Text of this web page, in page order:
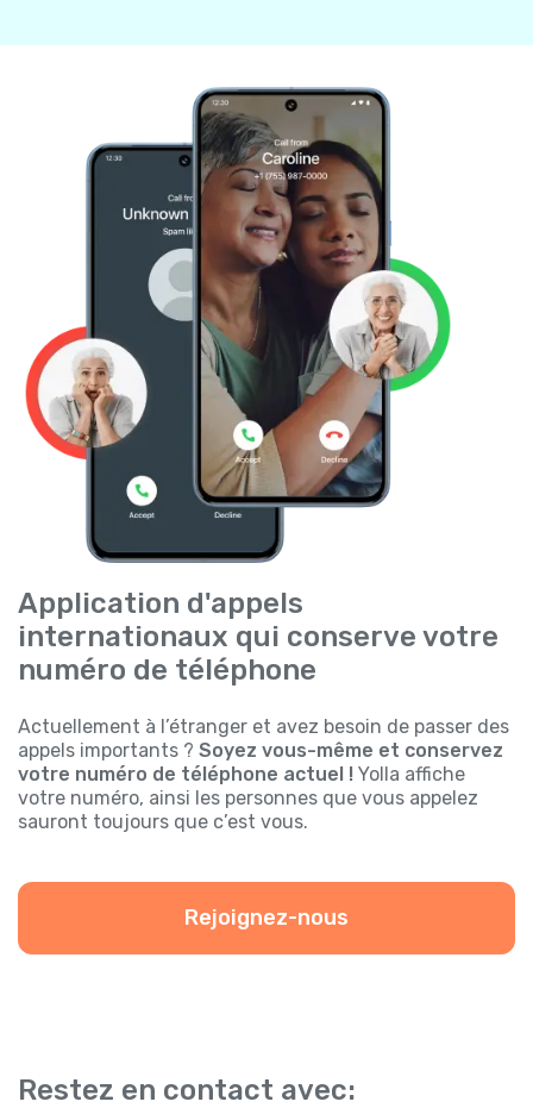
Application d'appels
internationaux qui conserve votre
numéro de téléphone
Actuellement à l’étranger et avez besoin de passer des
appels importants ? Soyez vous-même et conservez
votre numéro de téléphone actuel ! Yolla affiche
votre numéro, ainsi les personnes que vous appelez
sauront toujours que c’est vous.
Rejoignez-nous
Restez en contact avec: